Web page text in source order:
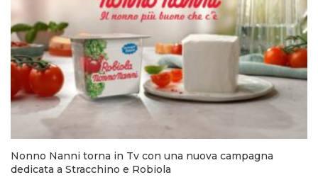
Nonno Nanni torna in Tv con una nuova campagna
dedicata a Stracchino e Robiola